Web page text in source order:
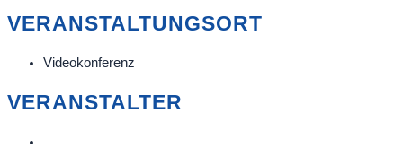
VERANSTALTUNGSORT
Videokonferenz
VERANSTALTER